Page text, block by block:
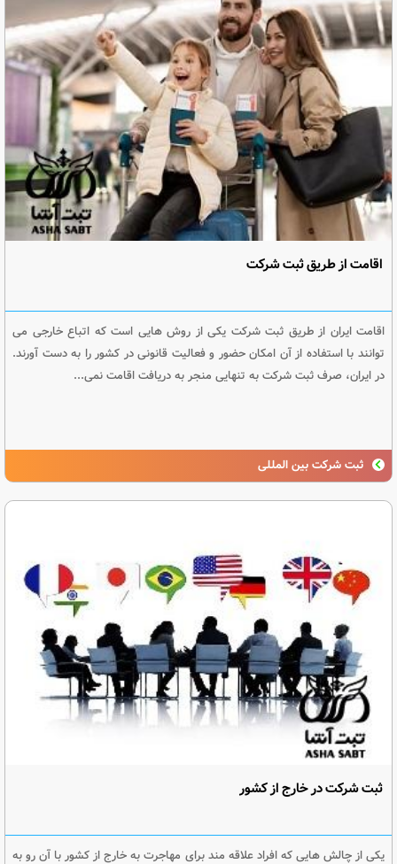
اقامت از طریق ثبت شرکت
اقامت ایران از طریق ثبت شرکت یکی از روش هایی است که اتباع خارجی می
توانند با استفاده از آن امکان حضور و فعالیت قانونی در کشور را به دست آورند.
در ایران، صرف ثبت شرکت به تنهایی منجر به دریافت اقامت نمی...
ثبت شرکت بین المللی
ثبت شرکت در خارج از کشور
یکی از چالش هایی که افراد علاقه مند برای مهاجرت به خارج از کشور با آن رو به